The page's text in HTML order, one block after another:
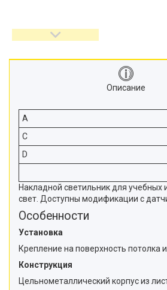
Описание
A
C
D
Накладной светильник для
свет. Доступны модификации с
Особенности
Установка
Крепление на поверхность потолка
Конструкция
Цельнометаллический корпус из